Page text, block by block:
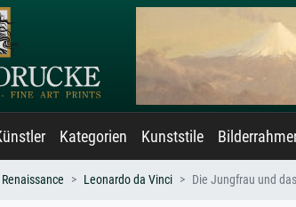
Kategorien Kunststile
Renaissance Leonardo da Vinci Die Jungfrau und